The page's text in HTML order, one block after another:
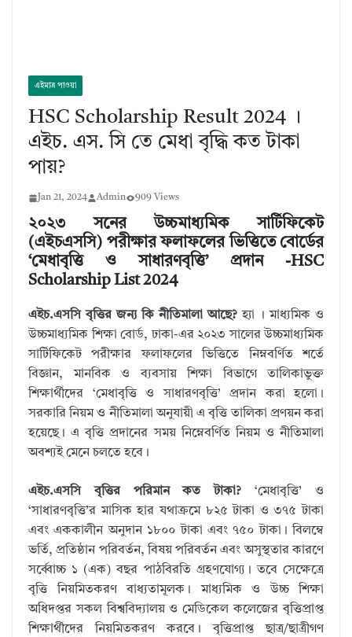
এইমাত্র পাওয়া
HSC Scholarship Result 2024 ।
এইচ. এস. সি তে মেধা বৃদ্ধি কত টাকা
পায়?
Jan 21, 2024 Admin 909 Views
২০২৩ সনের উচ্চমাধ্যমিক সার্টিফিকেট
(এইচএসসি) পরীক্ষার ফলাফলের ভিত্তিতে বোর্ডের
‘মেধাবৃত্তি ও সাধারণবৃত্তি’ প্রদান -HSC
Scholarship List 2024
এইচ.এসসি বৃত্তির জন্য কি নীতিমালা আছে?হ্যা । মাধ্যমিক ও
উচ্চমাধ্যমিক শিক্ষা বোর্ড, ঢাকা-এর ২০২৩ সালের উচ্চমাধ্যমিক
সার্টিফিকেট পরীক্ষার ফলাফলের ভিত্তিতে নিম্নবর্ণিত শর্তে
বিজ্ঞান, মানবিক ও ব্যবসায় শিক্ষা বিভাগে তালিকাভুক্ত
শিক্ষার্থীদের ‘মেধাবৃত্তি ও সাধারণবৃত্তি’ প্রদান করা হলো।
সরকারি নিয়ম ও নীতিমালা অনুযায়ী এ বৃত্তি তালিকা প্রণয়ন করা
হয়েছে। এ বৃত্তি প্রদানের সময় নিম্নেবর্ণিত নিয়ম ও নীতিমালা
অবশ্যই মেনে চলতে হবে।
এইচ.এসসি বৃত্তির পরিমান কত টাকা? ‘মেধাবৃত্তি’ ও
‘সাধারণবৃত্তি’র মাসিক হার যথাক্রমে ৮২৫ টাকা ও ৩৭৫ টাকা
এবং এককালীন অনুদান ১৮০০ টাকা এবং ৭৫০ টাকা। বিলম্বে
ভর্তি, প্রতিষ্ঠান পরিবর্তন, বিষয় পরিবর্তন এবং অসুস্থতার কারণে
সর্ব্বোচ্চ ১ (এক) বছর পাঠবিরতি গ্রহণযোগ্য। তবে সেক্ষেত্রে
বৃত্তি নিয়মিতকরণ বাধ্যতামূলক। মাধ্যমিক ও উচ্চ শিক্ষা
অধিদপ্তর সকল বিশ্ববিদ্যালয় ও মেডিকেল কলেজের বৃত্তিপ্রাপ্ত
শিক্ষার্থীদের নিয়মিতকরণ করবে। বৃত্তিপ্রাপ্ত ছাত্র/ছাত্রীগণ